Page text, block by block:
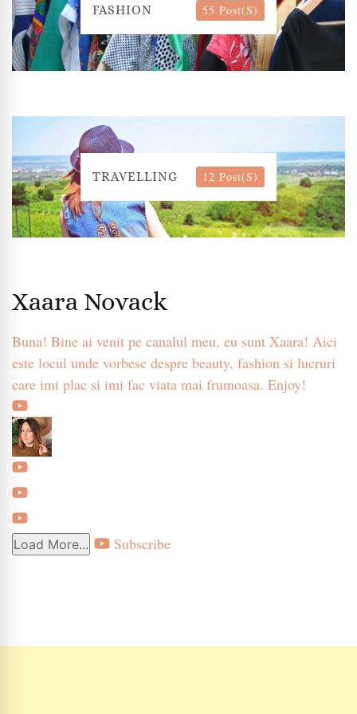
FASHION 55 Post(s)
TRAVELLING 12 Post(s)
Xaara Novack
Buna! Bine ai venit pe canalul meu, eu sunt Xaara! Aici
este locul unde vorbesc despre beauty, fashion si lucruri
care imi plac si imi fac viata mai frumoasa. Enjoy!
Load More... Subscribe